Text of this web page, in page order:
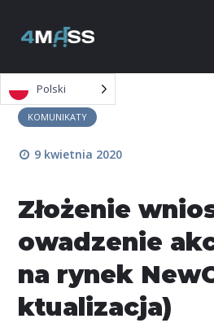
KOMUNIKATY
9 kwietnia 2020
Złożenie
owadzenie
na rynek
ktualizacja)
Polski